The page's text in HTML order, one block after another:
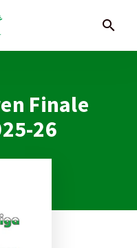
search
Finale
26